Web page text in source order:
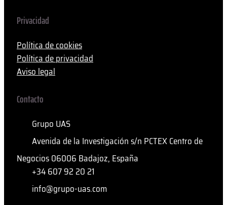
Privacidad
Política de cookies
Política de privacidad
Aviso legal
Contacto
Grupo UAS
Avenida de la Investigación s/n PCTEX Centro de
Negocios 06006 Badajoz, España
+34 607 92 20 21
info@grupo-uas.com